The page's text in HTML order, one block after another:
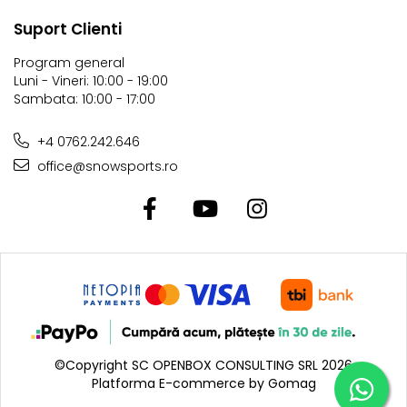
a talpii asigura confort superior la mers.
Suport Clienti
Program general
Luni - Vineri: 10:00 - 19:00
Sambata: 10:00 - 17:00
+4 0762.242.646
office@snowsports.ro
©Copyright SC OPENBOX CONSULTING SRL 2026
Platforma E-commerce by Gomag